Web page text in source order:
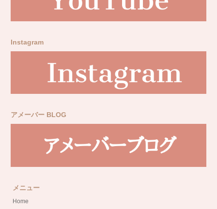
Instagram
アメーバー BLOG
メニュー
Home